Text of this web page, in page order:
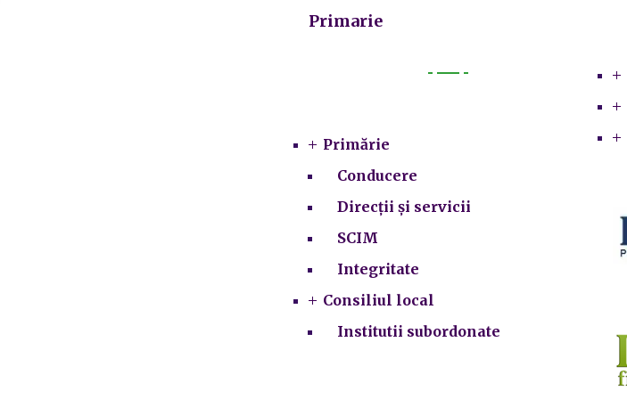
Primarie
Primărie
Conducere
Direcții și servicii
SCIM
Integritate
Consiliul local
Institutii subordonate